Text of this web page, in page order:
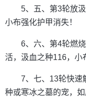
5、五、第3轮放
小布强化护甲消失！
6、六、第4轮燃
活，汲血之种116，小
7、七、13轮快速
种或寒冰之墓的宠，如